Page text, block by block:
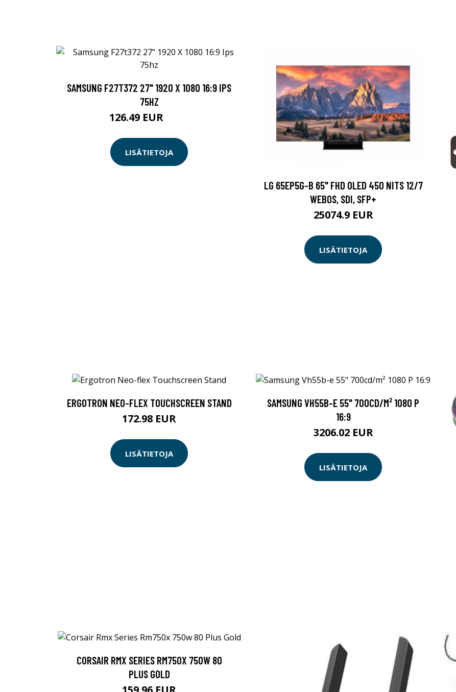
SAMSUNG F27T372 27" 1920 X 1080 16:9 IPS
75HZ
126.49 EUR
LISÄTIETOJA
LG 65EP5G-B 65" FHD OLED 450 NITS 12/7
WEBOS, SDI, SFP+
25074.9 EUR
LISÄTIETOJA
ERGOTRON NEO-FLEX TOUCHSCREEN STAND
172.98 EUR
LISÄTIETOJA
SAMSUNG VH55B-E 55" 700CD/M² 1080 P
16:9
3206.02 EUR
LISÄTIETOJA
CORSAIR RMX SERIES RM750X 750W 80
PLUS GOLD